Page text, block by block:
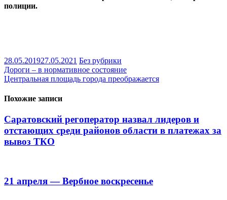
полиции.
28.05.201927.05.2021 Без рубрики
Навигация
по
записям
Дороги – в нормативное состояние
Центральная площадь города преображается
Похожие записи
Саратовский регоператор назвал лидеров и
отстающих среди районов области в платежах за
вывоз ТКО
21 апреля — Вербное воскресенье